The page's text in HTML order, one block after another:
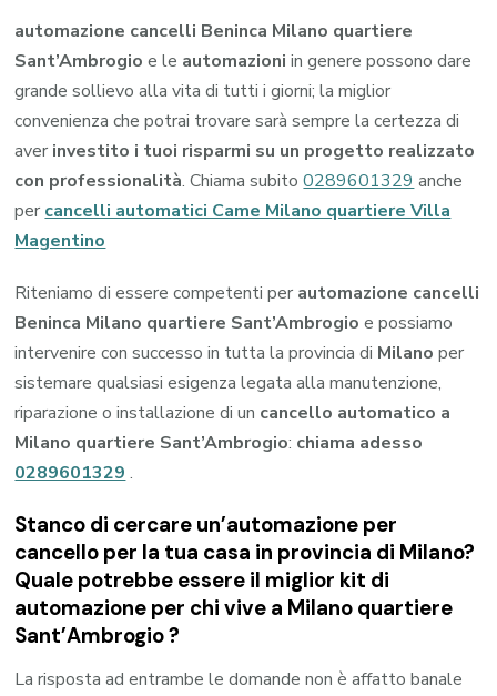
automazione cancelli Beninca Milano quartiere
Sant’Ambrogio e le automazioni in genere possono dare
grande sollievo alla vita di tutti i giorni; la miglior
convenienza che potrai trovare sarà sempre la certezza di
aver investito i tuoi risparmi su un progetto realizzato
con professionalità. Chiama subito0289601329 anche
per cancelli automatici Came Milano quartiere Villa
Magentino
Riteniamo di essere competenti per automazione cancelli
Beninca Milano quartiere Sant’Ambrogio e possiamo
intervenire con successo in tutta la provincia di Milano per
sistemare qualsiasi esigenza legata alla manutenzione,
riparazione o installazione di un cancello automatico a
Milano quartiere Sant’Ambrogio: chiama adesso
0289601329 .
Stanco di cercare un’automazione per
cancello per la tua casa in provincia di Milano?
Quale potrebbe essere il miglior kit di
automazione per chi vive a Milano quartiere
Sant’Ambrogio?
La risposta ad entrambe le domande non è affatto banale